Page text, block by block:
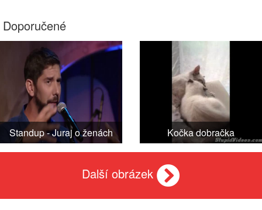
Doporučené
Standup - Juraj o ženách Kočka dobračka
Další obrázek